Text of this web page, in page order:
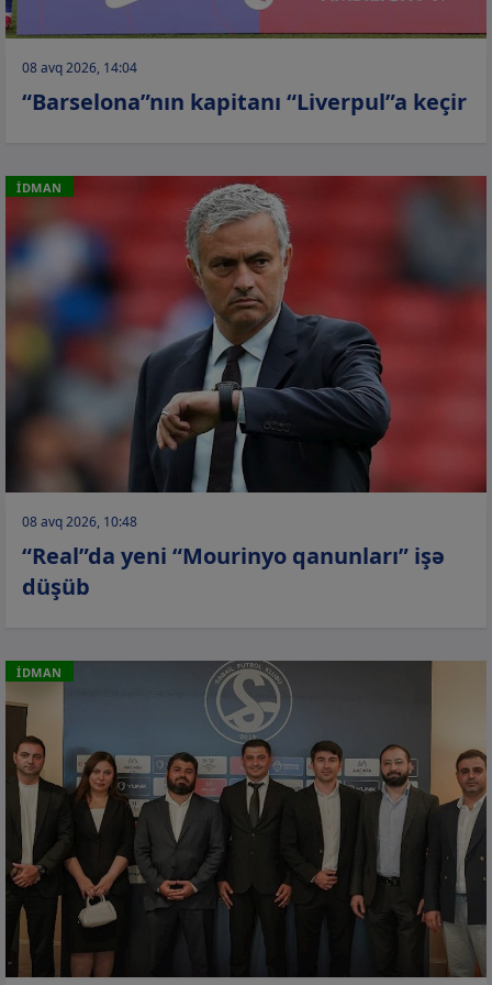
08 avq 2026, 14:04
“Barselona”nın kapitanı “Liverpul”a keçir
İDMAN
08 avq 2026, 10:48
“Real”da yeni “Mourinyo qanunları” işə
düşüb
İDMAN